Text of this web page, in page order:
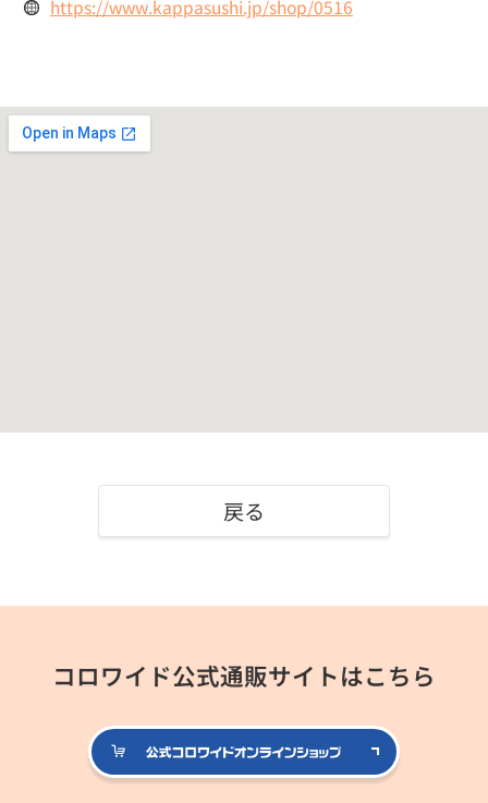
https://www.kappasushi.jp/shop/0516
戻る
コロワイド公式通販サイトはこちら
公式コロ